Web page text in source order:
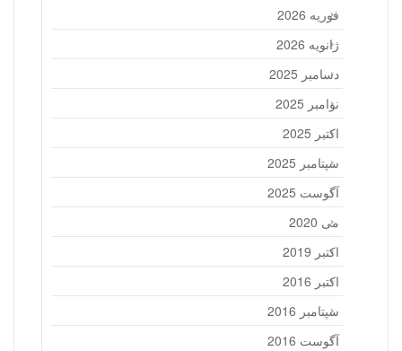
فوریه 2026
ژانویه 2026
دسامبر 2025
نوامبر 2025
اکتبر 2025
سپتامبر 2025
آگوست 2025
می 2020
اکتبر 2019
اکتبر 2016
سپتامبر 2016
آگوست 2016